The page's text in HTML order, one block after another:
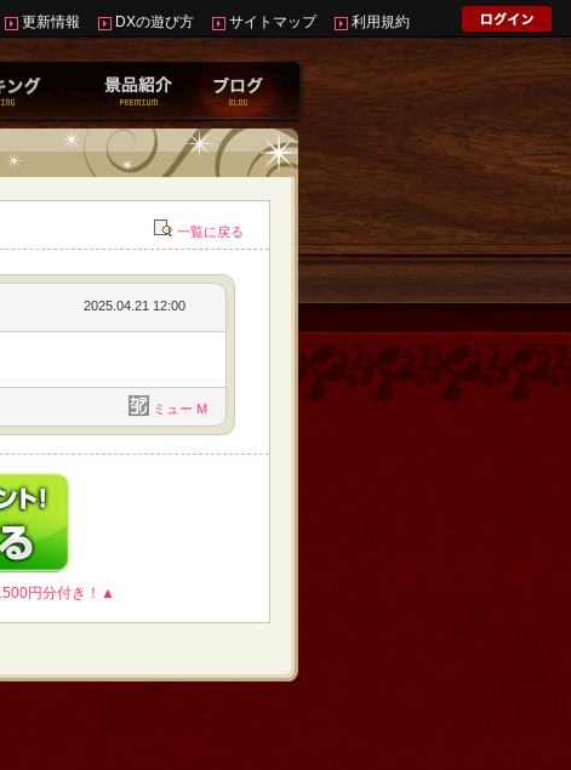
更新情報 DXの遊び方 サイトマップ 利用規約
一覧に戻る
2025.04.21 12:00
ミュー M
円分付き！▲